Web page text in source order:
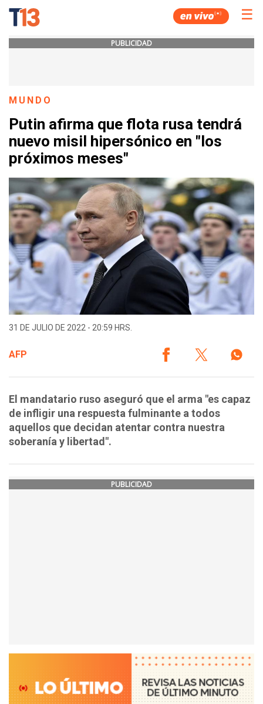
☰
PUBLICIDAD
MUNDO
Putin afirma que flota rusa tendrá
nuevo misil hipersónico en "los
próximos meses"
31 DE JULIO DE 2022 - 20:59 HRS.
AFP
El mandatario ruso aseguró que el arma "es capaz
de infligir una respuesta fulminante a todos
aquellos que decidan atentar contra nuestra
soberanía y libertad".
PUBLICIDAD